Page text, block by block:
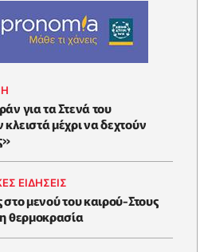
για τα Στενά του
μέχρι να δεχτούν
ΕΙΔΗΣΕΙΣ
μενού του καιρού-Στους
θερμοκρασία